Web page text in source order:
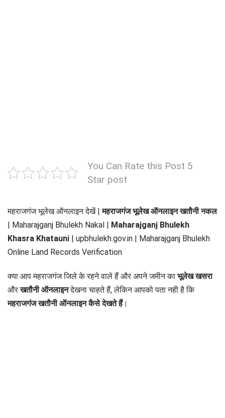
You Can Rate this Post 5
Star post
महराजगंज भूलेख ऑनलाइन देखें |महराजगंज भूलेख ऑनलाइन खतौनी नकल
| Maharajganj Bhulekh Nakal | Maharajganj Bhulekh
Khasra Khatauni | upbhulekh.gov.in | Maharajganj Bhulekh
Online Land Records Verification
क्या आप महराजगंज जिले के रहने वाले हैं और अपने जमीन का भूलेख खसरा
औरखतौनी ऑनलाइनदेखना चाहते हैं, लेकिन आपको पता नही है कि
महराजगंज खतौनी ऑनलाइन कैसे देखते हैं।